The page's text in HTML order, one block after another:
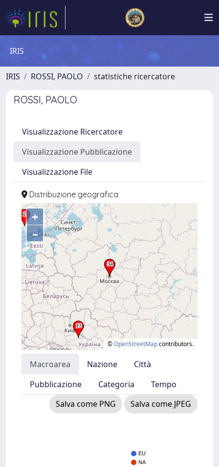
IRIS
IRIS ROSSI, PAOLO statistiche ricercatore
ROSSI, PAOLO
Visualizzazione Ricercatore
Visualizzazione Pubblicazione
Visualizzazione File
Distribuzione geografica
+
–
©OpenStreetMapcontributors.
Macroarea Nazione
Città
Pubblicazione
Categoria
Tempo
Salva come PNG
Salva come JPEG
EU
NA